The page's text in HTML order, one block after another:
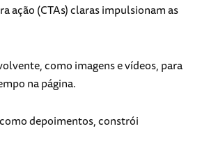
ação (CTAs) claras impulsionam as
como imagens e vídeos, para
na página.
depoimentos, constrói